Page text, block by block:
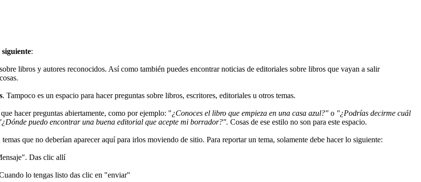
siguiente:
libros y autores reconocidos. Así como también puedes encontrar noticias de editoriales sobre libros que vayan a salir
. Tampoco es un espacio para hacer preguntas sobre libros, escritores, editoriales u otros temas.
hacer preguntas abiertamente, como por ejemplo: "¿Conoces el libro que empieza en una casa azul?" o "¿Podrías decirme cuál
puedo encontrar una buena editorial que acepte mi borrador?". Cosas de ese estilo no son para este espacio.
que no deberían aparecer aquí para irlos moviendo de sitio. Para reportar un tema, solamente debe hacer lo siguiente:
Das clic allí
lo tengas listo das clic en "enviar"